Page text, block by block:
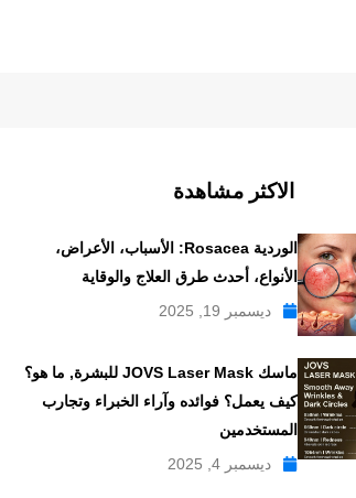
الاكثر مشاهدة
الوردية Rosacea: الأسباب، الأعراض،
الأنواع، أحدث طرق العلاج والوقاية
ديسمبر 19, 2025
ماسك JOVS Laser Mask للبشرة, ما هو؟
كيف يعمل؟ فوائده وآراء الخبراء وتجارب
المستخدمين
ديسمبر 4, 2025